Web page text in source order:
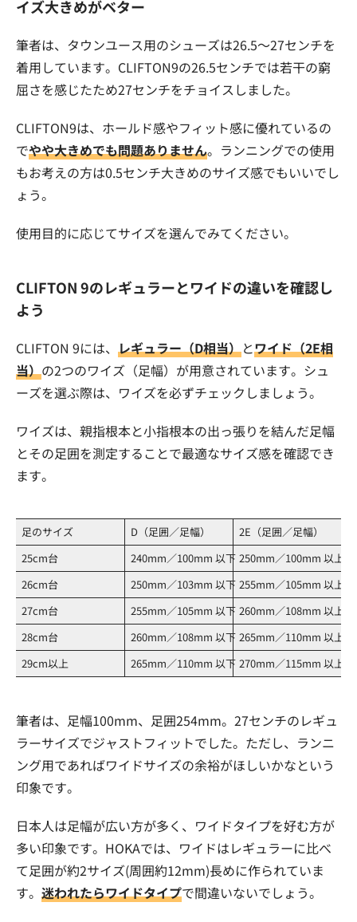
イズ大きめがベター
筆者は、タウンユース用のシューズは26.5〜27センチを
着用しています。CLIFTON9の26.5センチでは若干の窮
屈さを感じたため27センチをチョイスしました。
CLIFTON9は、ホールド感やフィット感に優れているの
でやや大きめでも問題ありません。ランニングでの使用
もお考えの方は0.5センチ大きめのサイズ感でもいいでし
ょう。
使用目的に応じてサイズを選んでみてください。
CLIFTON 9のレギュラーとワイドの違いを確認し
よう
CLIFTON 9には、 レギュラー（D相当）とワイド（2E相
当）の2つのワイズ（足幅）が用意されています。シュ
ーズを選ぶ際は、ワイズを必ずチェックしましょう。
ワイズは、親指根本と小指根本の出っ張りを結んだ足幅
とその足囲を測定することで最適なサイズ感を確認でき
ます。
足のサイズ D（足囲／足幅）
2E（足囲／足幅）
25cm台
240mm／100mm 以下 250mm／100mm 以上
26cm台
250mm／103mm 以下 255mm／105mm 以上
27cm台
255mm／105mm 以下 260mm／108mm 以上
28cm台
260mm／108mm 以下 265mm／110mm 以上
29cm以上
265mm／110mm 以下 270mm／115mm 以上
筆者は、足幅100mm、足囲254mm。27センチのレギュ
ラーサイズでジャストフィットでした。ただし、ランニ
ング用であればワイドサイズの余裕がほしいかなという
印象です。
日本人は足幅が広い方が多く、ワイドタイプを好む方が
多い印象です。HOKAでは、ワイドはレギュラーに比べ
て足囲が約2サイズ(周囲約12mm)長めに作られていま
す。 迷われたらワイドタイプで間違いないでしょう。